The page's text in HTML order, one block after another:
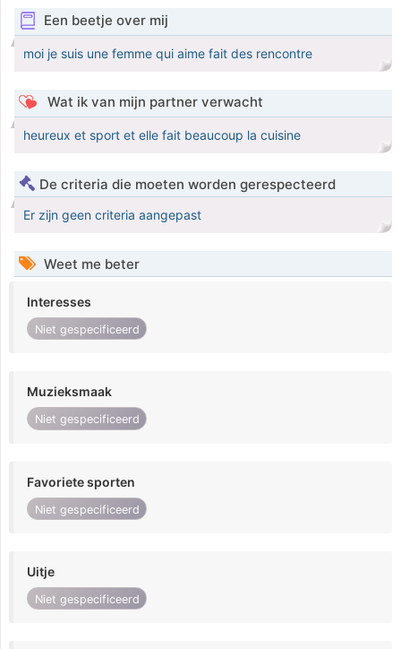
Een beetje over mij
moi je suis une femme qui aime fait des rencontre
Wat ik van mijn partner verwacht
heureux et sport et elle fait beaucoup la cuisine
De criteria die moeten worden gerespecteerd
Er zijn geen criteria aangepast
Weet me beter
Interesses
Niet gespecificeerd
Muzieksmaak
Niet gespecificeerd
Favoriete sporten
Niet gespecificeerd
Uitje
Niet gespecificeerd